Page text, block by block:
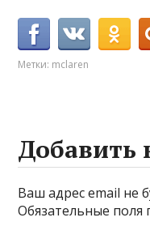
Метки: mclaren
Добавить
Ваш адрес email не
Обязательные